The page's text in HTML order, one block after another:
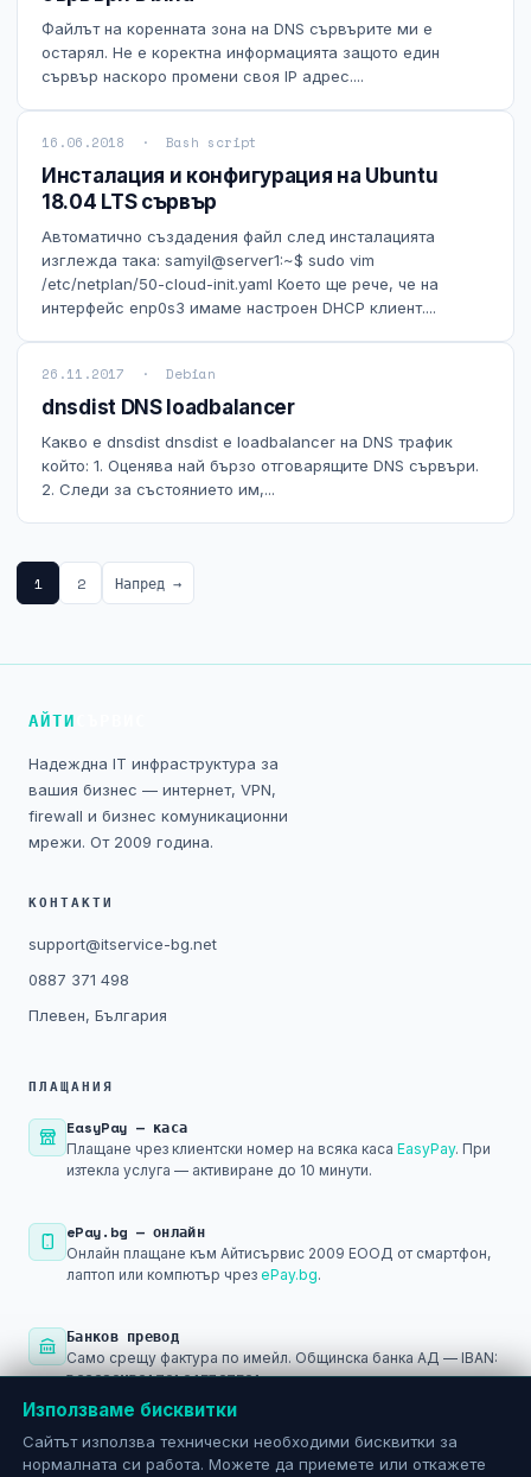
Използваме бисквитки
Сайтът използва технически необходими бисквитки за
нормалната си работа. Можете да приемете или откажете
Файлът на коренната зона на DNS сървърите ми е
остарял. Не е коректна информацията защото един
сървър наскоро промени своя IP адрес....
16.06.2018 · Bash script
Инсталация и конфигурация на Ubuntu
18.04 LTS сървър
Автоматично създадения файл след инсталацията
изглежда така: samyil@server1:~$ sudo vim
/etc/netplan/50-cloud-init.yaml Което ще рече, че на
интерфейс enp0s3 имаме настроен DHCP клиент....
26.11.2017 · Debian
dnsdist DNS loadbalancer
Какво е dnsdist dnsdist е loadbalancer на DNS трафик
който: 1. Оценява най бързо отговарящите DNS сървъри.
2. Следи за състоянието им,...
1 2 Напред →
АЙТИ
Надеждна IT инфраструктура за
вашия бизнес — интернет, VPN,
firewall и бизнес комуникационни
мрежи. От 2009 година.
КОНТАКТИ
support@itservice-bg.net
0887 371 498
Плевен, България
ПЛАЩАНИЯ
EasyPay — каса
Плащане чрез клиентски номер на всяка каса EasyPay. При
изтекла услуга — активиране до 10 минути.
ePay.bg — онлайн
Онлайн плащане към Айтисървис 2009 ЕООД от смартфон,
лаптоп или компютър чрез ePay.bg.
Банков превод
Само срещу фактура по имейл. Общинска банка АД — IBAN:
BG29SOMB91301045793501
PayPal
Плащане след регистрация вPayPal— за международни и